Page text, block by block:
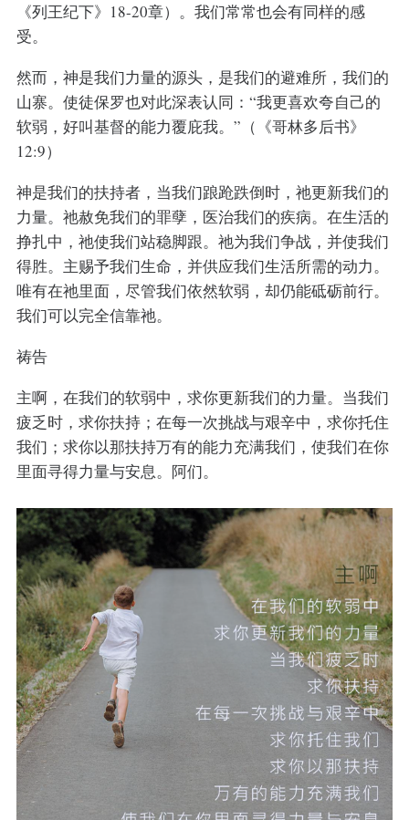
《列王纪下》18-20章）。我们常常也会有同样的感
受。
然而，神是我们力量的源头，是我们的避难所，我们的
山寨。使徒保罗也对此深表认同：“我更喜欢夸自己的
软弱，好叫基督的能力覆庇我。”（《哥林多后书》
12:9）
神是我们的扶持者，当我们踉跄跌倒时，祂更新我们的
力量。祂赦免我们的罪孽，医治我们的疾病。在生活的
挣扎中，祂使我们站稳脚跟。祂为我们争战，并使我们
得胜。主赐予我们生命，并供应我们生活所需的动力。
唯有在祂里面，尽管我们依然软弱，却仍能砥砺前行。
我们可以完全信靠祂。
祷告
主啊，在我们的软弱中，求你更新我们的力量。当我们
疲乏时，求你扶持；在每一次挑战与艰辛中，求你托住
我们；求你以那扶持万有的能力充满我们，使我们在你
里面寻得力量与安息。阿们。